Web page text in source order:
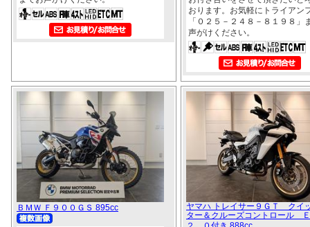
おります。お気軽にトライアン
「０２５－２４８－８１９８」
声がけください。
ＢＭＷ Ｆ９００ＧＳ 895cc
ヤマハ トレイサー９ＧＴ クイ
ター＆クルーズコントロール